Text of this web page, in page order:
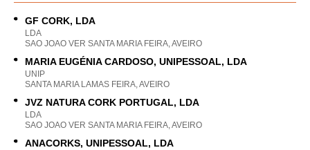
GF CORK, LDA
LDA
SAO JOAO VER SANTA MARIA FEIRA, AVEIRO
MARIA EUGÉNIA CARDOSO, UNIPESSOAL, LDA
UNIP
SANTA MARIA LAMAS FEIRA, AVEIRO
JVZ NATURA CORK PORTUGAL, LDA
LDA
SAO JOAO VER SANTA MARIA FEIRA, AVEIRO
ANACORKS, UNIPESSOAL, LDA